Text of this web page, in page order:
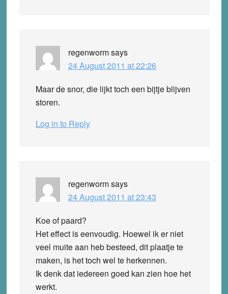
regenwormsays
24 August 2011 at 22:26
Maar de snor, die lijkt toch een bijtje blijven
storen.
Log in to Reply
regenwormsays
24 August 2011 at 23:43
Koe of paard?
Het effect is eenvoudig. Hoewel ik er niet
veel muite aan heb besteed, dit plaatje te
maken, is het toch wel te herkennen.
Ik denk dat iedereen goed kan zien hoe het
werkt.